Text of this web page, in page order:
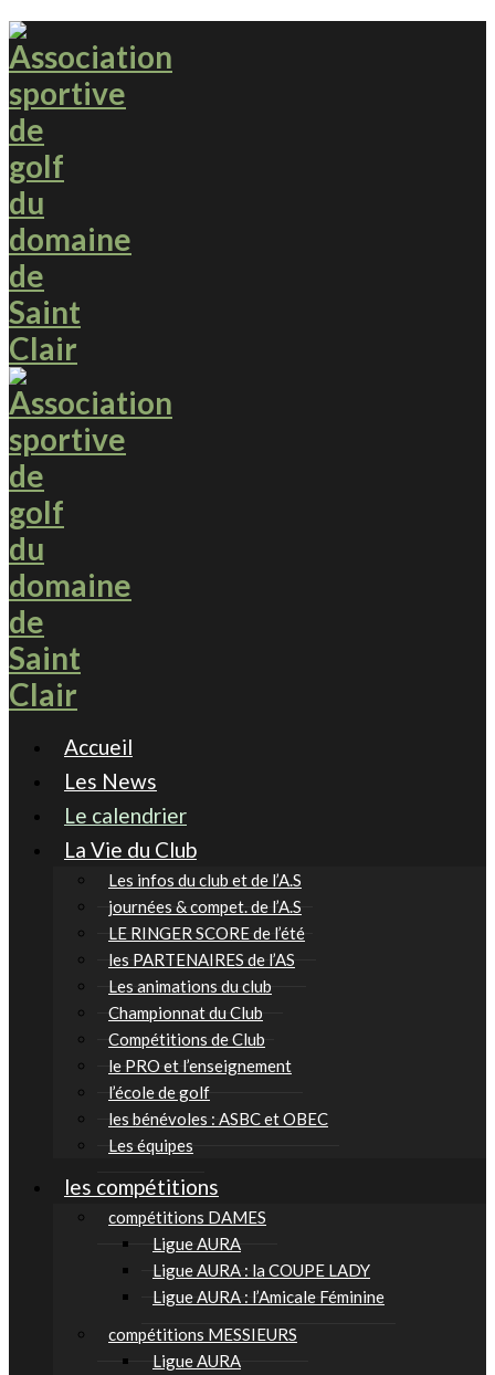
Accueil
Les News
Le calendrier
La Vie du Club
Les infos du club et de l’A.S
journées & compet. de l’A.S
LE RINGER SCORE de l’été
les PARTENAIRES de l’AS
Les animations du club
Championnat du Club
Compétitions de Club
le PRO et l’enseignement
l’école de golf
les bénévoles : ASBC et OBEC
Les équipes
les compétitions
compétitions DAMES
Ligue AURA
Ligue AURA : la COUPE LADY
Ligue AURA : l’Amicale Féminine
compétitions MESSIEURS
Ligue AURA